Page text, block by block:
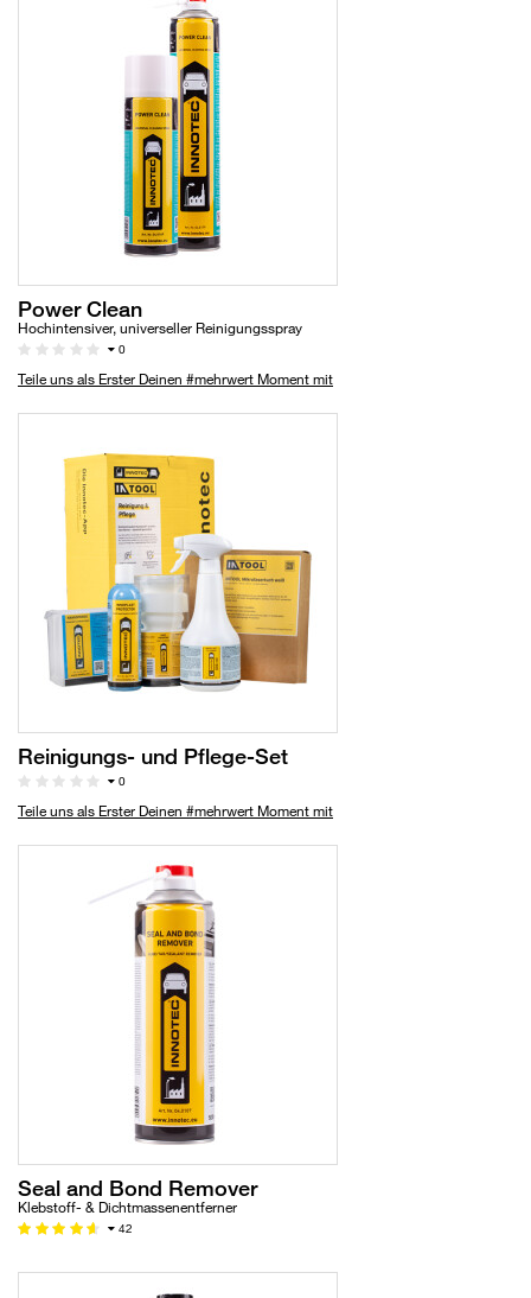
Power Clean
Hochintensiver, universeller Reinigungsspray
0
Teile uns als Erster Deinen #mehrwert Moment mit
Reinigungs- und Pflege-Set
0
Teile uns als Erster Deinen #mehrwert Moment mit
Seal and Bond Remover
Klebstoff- & Dichtmassenentferner
42